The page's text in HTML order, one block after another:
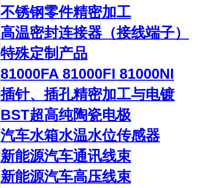
不锈钢零件精密加工
高温密封连接器（接线端子）
特殊定制产品
81000FA 81000FI 81000NI
插针、插孔精密加工与电镀
BST超高纯陶瓷电极
汽车水箱水温水位传感器
新能源汽车通讯线束
新能源汽车高压线束